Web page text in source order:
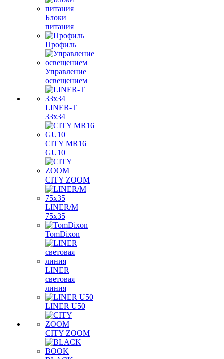
Блоки
питания
Профиль
Управление
освещением
LINER-T
33x34
CITY MR16
GU10
CITY ZOOM
LINER/M
75х35
TomDixon
LINER
световая
линия
LINER U50
CITY ZOOM